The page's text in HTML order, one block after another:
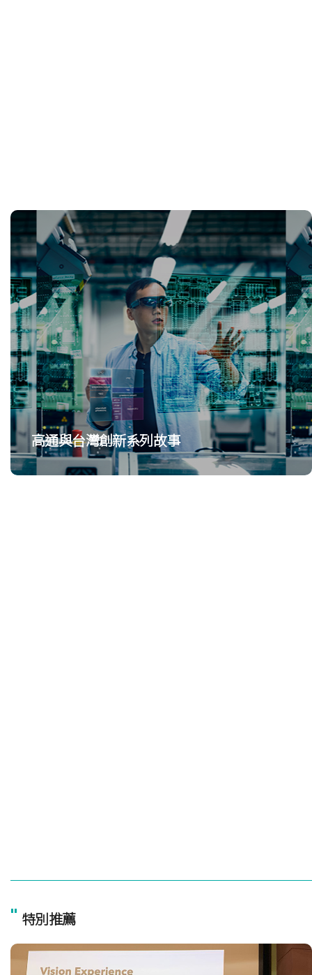
高通與台灣創新系列故事
" 特別推薦